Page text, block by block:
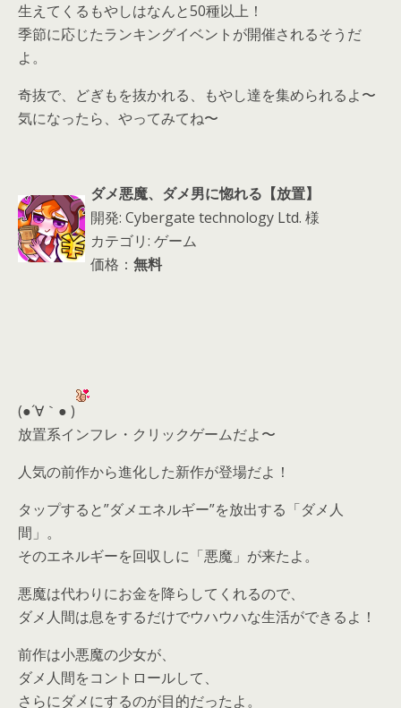
生えてくるもやしはなんと50種以上！
季節に応じたランキングイベントが開催されるそうだ
よ。
奇抜で、どぎもを抜かれる、もやし達を集められるよ〜
気になったら、やってみてね〜
ダメ悪魔、ダメ男に惚れる【放置】
開発: Cybergate technology Ltd. 様
カテゴリ: ゲーム
価格： 無料
(●´∀｀● )
放置系インフレ・クリックゲームだよ〜
人気の前作から進化した新作が登場だよ！
タップすると”ダメエネルギー”を放出する「ダメ人
間」。
そのエネルギーを回収しに「悪魔」が来たよ。
悪魔は代わりにお金を降らしてくれるので、
ダメ人間は息をするだけでウハウハな生活ができるよ！
前作は小悪魔の少女が、
ダメ人間をコントロールして、
さらにダメにするのが目的だったよ。